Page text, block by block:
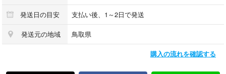
発送日の目安 支払い後、1～2日で発送
発送元の地域 鳥取県
購入の流れを確認する